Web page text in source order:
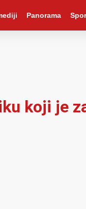
Panorama
koji je